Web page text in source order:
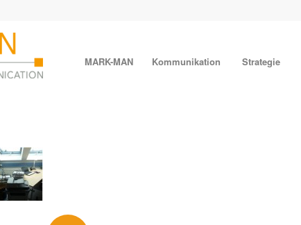
MARK-MAN Kommunikation Strategie